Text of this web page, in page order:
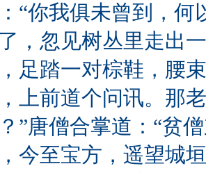
“你我俱未曾到，何
，忽见树丛里走出
足踏一对棕鞋，腰
上前道个问讯。那
”唐僧合掌道：“贫
今至宝方，遥望城